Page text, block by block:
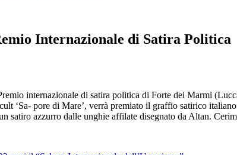
Internazionale di Satira Politica
internazionale di satira politica di Forte dei Marmi
‘Sa- pore di Mare’, verrà premiato il graffio satirico
satiro azzurro dalle unghie affilate disegnato da Altan.